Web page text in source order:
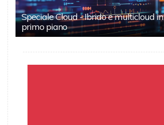
Speciale Cloud - Ibrido e multicloud in
primo piano